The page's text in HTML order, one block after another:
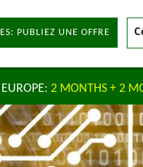
PUBLIEZ UNE OFFRE
2 MONTHS + 2